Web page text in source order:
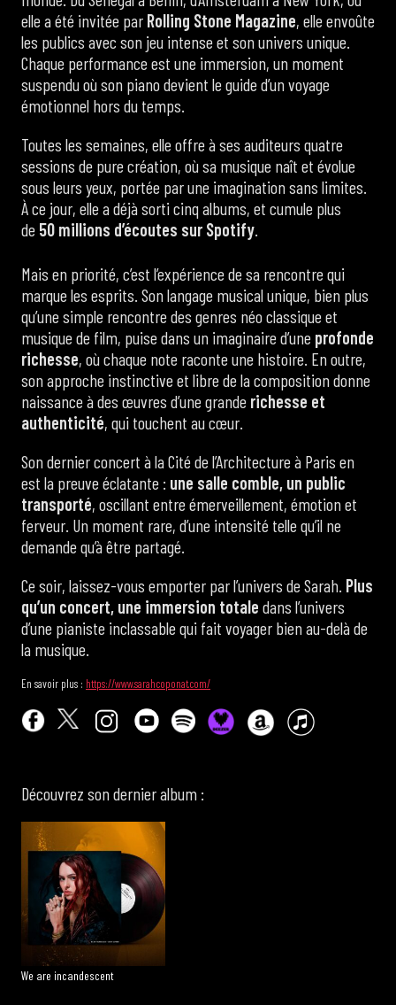
elle a été invitée par Rolling Stone Magazine, elle envoûte
les publics avec son jeu intense et son univers unique.
Chaque performance est une immersion, un moment
suspendu où son piano devient le guide d’un voyage
émotionnel hors du temps.
Toutes les semaines, elle offre à ses auditeurs quatre
sessions de pure création, où sa musique naît et évolue
sous leurs yeux, portée par une imagination sans limites.
À ce jour, elle a déjà sorti cinq albums, et cumule plus
de 50 millions d’écoutes sur Spotify
Mais en priorité, c’est l’expérience de sa rencontre qui
marque les esprits. Son langage musical unique, bien plus
qu’une simple rencontre des genres néo classique et
musique de film, puise dans un imaginaire d’une profonde
richesse, où chaque note raconte une histoire. En outre,
son approche instinctive et libre de la composition donne
naissance à des œuvres d’une grande richesse et
authenticité, qui touchent au cœur.
Son dernier concert à la Cité de l’Architecture à Paris en
est la preuve éclatante : une salle comble, un public
transporté, oscillant entre émerveillement, émotion et
ferveur. Un moment rare, d’une intensité telle qu’il ne
demande qu’à être partagé.
Ce soir, laissez-vous emporter par l’univers de Sarah. Plus
qu’un concert, une immersion totale dans l’univers
d’une pianiste inclassable qui fait voyager bien au-delà de
la musique.
En savoir plus : https://www.sarahcoponat.com/
Découvrez son dernier album :
We are incandescent